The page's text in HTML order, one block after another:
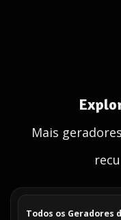
Mais
Todos os Geradores